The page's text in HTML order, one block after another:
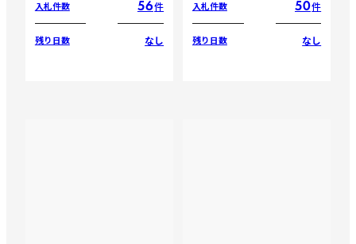
入札件数 56件
残り日数 なし
入札件数 50件
残り日数 なし